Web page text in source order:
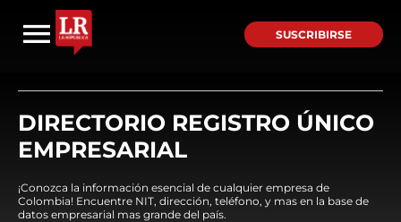
SUSCRIBIRSE
DIRECTORIO REGISTRO ÚNICO
EMPRESARIAL
¡Conozca la información esencial de cualquier empresa de
Colombia! Encuentre NIT, dirección, teléfono, y mas en la base de
datos empresarial mas grande del país.